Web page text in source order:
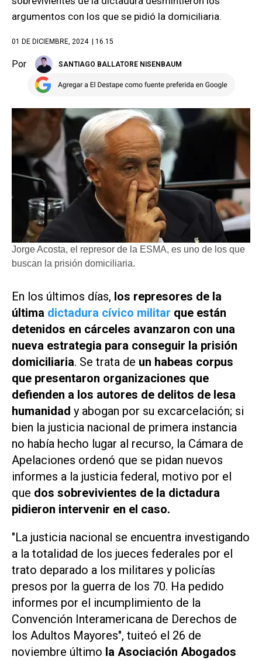
argumentos con los que se pidió la domiciliaria.
01 DE DICIEMBRE, 2024 | 16.15
Por SANTIAGO BALLATORE NISENBAUM
Jorge Acosta, el represor de la ESMA, es uno de los que
buscan la prisión domiciliaria.
En los últimos días, los represores de la
última dictadura cívico militar que están
detenidos en cárceles avanzaron con una
nueva estrategia para conseguir la prisión
domiciliaria. Se trata de un habeas corpus
que presentaron organizaciones que
defienden a los autores de delitos de lesa
humanidad y abogan por su excarcelación; si
bien la justicia nacional de primera instancia
no había hecho lugar al recurso, la Cámara de
Apelaciones ordenó que se pidan nuevos
informes a la justicia federal, motivo por el
que dos sobrevivientes de la dictadura
pidieron intervenir en el caso.
"La justicia nacional se encuentra investigando
a la totalidad de los jueces federales por el
trato deparado a los militares y policías
presos por la guerra de los 70. Ha pedido
informes por el incumplimiento de la
Convención Interamericana de Derechos de
los Adultos Mayores", tuiteó el 26 de
noviembre último la Asociación Abogados